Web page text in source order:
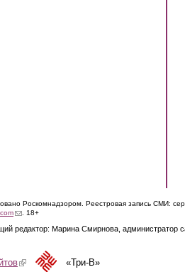
Роскомнадзором. Реестровая запись СМИ:
(link sends e-mail)
. 18+
редактор: Марина Смирнова, администратор
(link is external)«Три-В»